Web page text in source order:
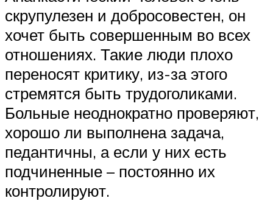
скрупулезен и добросовестен, он
хочет быть совершенным во всех
отношениях. Такие люди плохо
переносят критику, из-за этого
стремятся быть трудоголиками.
Больные неоднократно проверяют,
хорошо ли выполнена задача,
педантичны, а если у них есть
подчиненные – постоянно их
контролируют.